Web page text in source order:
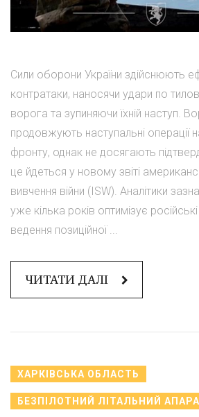
Сили оборони України здійснюють
контратаки, наносячи удари по
ворога та зупиняючи їхній наступ.
продовжують наступальні операції
фронту, однак не досягають
це йдеться у новому звіті
вивчення війни (ISW). Аналітики
уже кілька років оптимізує
ведення позиційної ...
ЧИТАТИ ДАЛІ
ХАРКІВСЬКА ОБЛАСТЬ
БЕЗПІЛОТНИЙ ЛІТАЛЬНИЙ